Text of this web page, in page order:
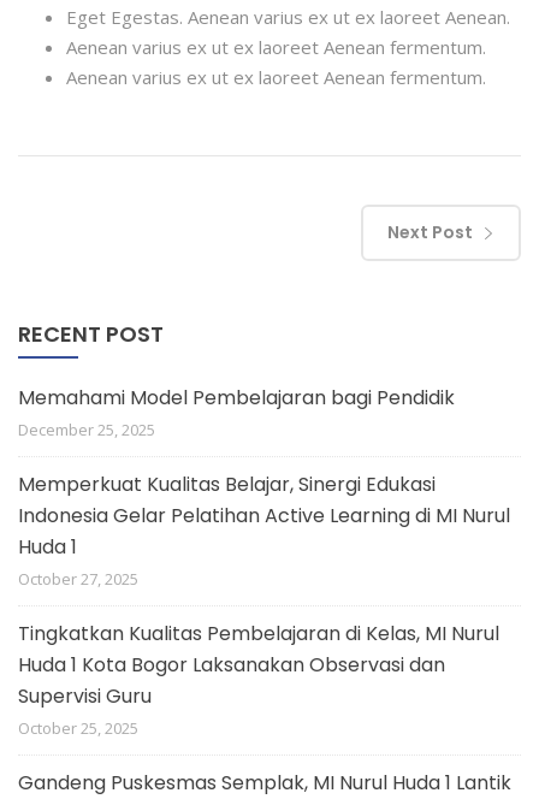
Eget Egestas. Aenean varius ex ut ex laoreet Aenean.
Aenean varius ex ut ex laoreet Aenean fermentum.
Aenean varius ex ut ex laoreet Aenean fermentum.
Next Post
RECENT POST
Memahami Model Pembelajaran bagi Pendidik
December 25, 2025
Memperkuat Kualitas Belajar, Sinergi Edukasi
Indonesia Gelar Pelatihan Active Learning di MI Nurul
Huda 1
October 27, 2025
Tingkatkan Kualitas Pembelajaran di Kelas, MI Nurul
Huda 1 Kota Bogor Laksanakan Observasi dan
Supervisi Guru
October 25, 2025
Gandeng Puskesmas Semplak, MI Nurul Huda 1 Lantik